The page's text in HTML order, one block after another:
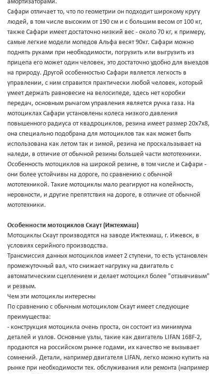
амортизаторами.
Сафари отличает то, что по геометрии он подходит широкому кругу
людей, в том числе высоким от 190 см и с большим весом от 100 кг,
также Сафари имеет достаточно низкий вес - около 70 кг, к примеру,
самые легкие модели мопедов Альфа весят 90кг. Сафари можно
поднять руками при необходимости, погрузить или выгрузить из
прицепа его может один человек, это достаточно удобно для выездов
на природу. Другой особенностью Сафари является легкость в
управлении, с ним справится практически любой человек, который
умеет держать равновесие на велосипеде, здесь нет коробки
передач, основным рычагом управления является ручка газа. На
мотоциклах Сафари установлены колеса низкого давления
повышенного радиуса от квадроциклов, резина имеет размер 20x7x8,
она специально подобрана для мотоциклов так как может быть
использована как летом так и зимой, резина не проскальзывает на
наледи, в отличие от обычной резины большей части мототехники.
Особенность мотоциклов на широкой резине, в том числе и Сафари -
они более устойчивы на дороге, по сравнению с обычной
мототехникой. Такие мотоциклы мало реагируют на колейность,
неровности, и другие препятствия на дороге, в отличие от обычной
мототехники.
Особенности мотоциклов Скаут (Ижтехмаш)
Мотоциклы Скаут производятся на заводе Ижтехмаш, г. Ижевск, в
условиях серийного производства.
Трансмиссия данных мотоциклов имеет 2 ступени, то есть установлен
промежуточный вал, что снижает нагрузку на двигатель с
автоматическим сцеплением и делает мотоцикл более "отзывчивым"
и резвым.
Чем эти мотоциклы интересны
По сравнению с обычным мотоциклом Скаут имеет следующие
преимущества:
- конструкция мотоцикла очень проста, он состоит из минимума
деталей и узлов. Основные узлы, такие как двигатель LIFAN 168F-2,
продаются на российском рынке годами, их качество не вызывает
сомнений. Детали, например двигателя LIFAN, легко можно купить на
рынке при необходимости тех. обслуживания или ремонта (например